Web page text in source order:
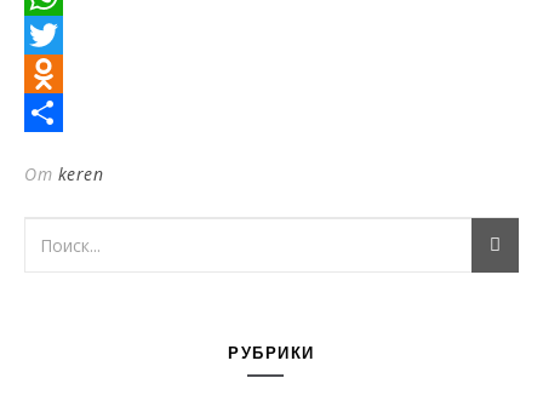
WhatsApp
Twitter
Odnoklassniki
От keren
РУБРИКИ